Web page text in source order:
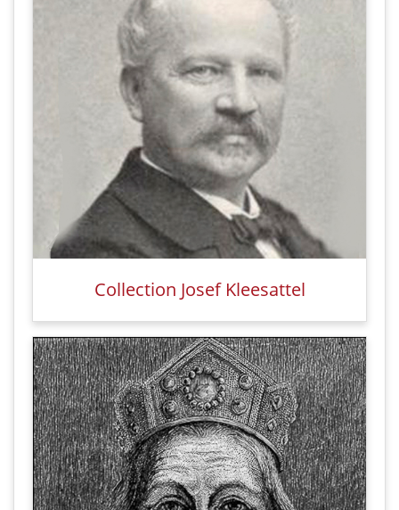
Collection Josef Kleesattel